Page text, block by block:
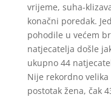
vrijeme, suha-
konačni poredak.
pohodile u većem
natjecatelja došle
ukupno 44
Nije rekordno
postotak žena, čak